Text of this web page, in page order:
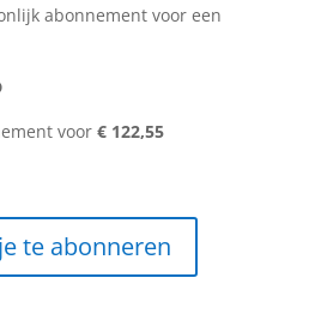
abonnement voor een
voor € 122,55
te abonneren